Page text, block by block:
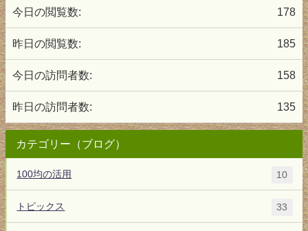
178
今日の閲覧数:
185
昨日の閲覧数:
158
今日の訪問者数:
135
昨日の訪問者数:
カテゴリー（ブログ）
100均の活用 10
トピックス 33